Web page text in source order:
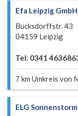
Efa Leipzig GmbH
Bucksdorffstr. 43
04159 Leipzig
Tel: 0341
7 km Umkreis von
ELG